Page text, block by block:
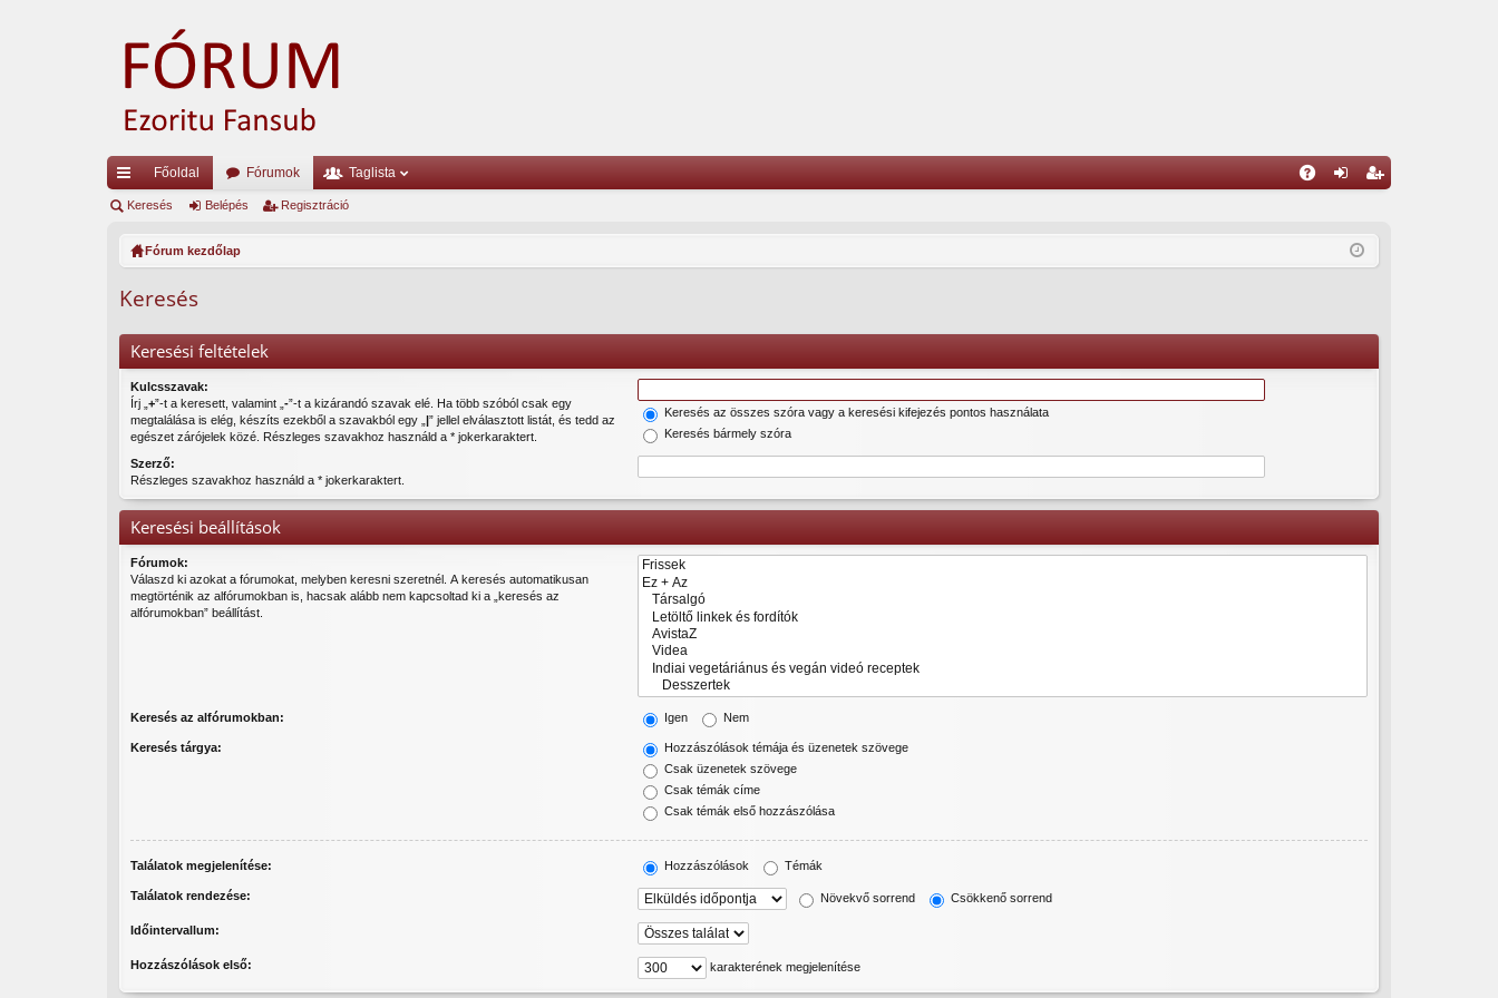
yo
ke
k
Főoldal Fórumok Taglista
is
ió
Keresés Belépés Regisztráció
Fórum kezdőlap
Keresés
Keresési feltételek
Kulcsszavak:
Írj „ +”-t a keresett, valamint „ -”-t a kizárandó szavak elé. Ha több szóból csak egy
megtalálása is elég, készíts ezekből a szavakból egy „ |” jellel elválasztott listát, és tedd az
egészet zárójelek közé. Részleges szavakhoz használd a * jokerkaraktert.
Keresés az összes szóra vagy a keresési kifejezés pontos használata
Keresés bármely szóra
Szerző:
Részleges szavakhoz használd a * jokerkaraktert.
Keresési beállítások
Fórumok:
Válaszd ki azokat a fórumokat, melyben keresni szeretnél. A keresés automatikusan
megtörténik az alfórumokban is, hacsak alább nem kapcsoltad ki a „keresés az
alfórumokban” beállítást.
Keresés az alfórumokban: Igen Nem
Keresés tárgya:
Hozzászólások témája és üzenetek szövege
Csak üzenetek szövege
Csak témák címe
Csak témák első hozzászólása
Találatok megjelenítése: Hozzászólások Témák
Találatok rendezése: Növekvő sorrend Csökkenő sorrend
Időintervallum:
Hozzászólások első: karakterének megjelenítése